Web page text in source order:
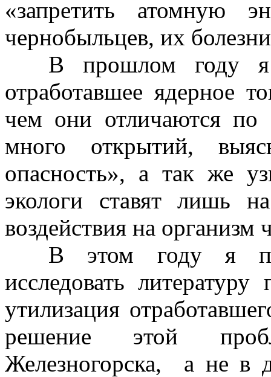
«запретить атомную
чернобыльцев, их
В прошлом году
отработавшее ядерное
чем они отличаются по
много открытий,
опасность», а так же
экологи ставят лишь
воздействия на организм
В этом году я
исследовать
утилизация
решение этой
Железногорска,
а не в